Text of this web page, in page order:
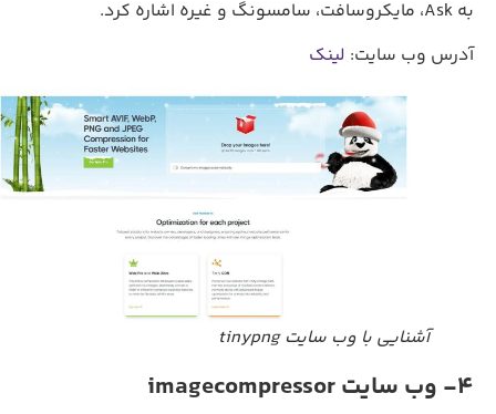
آدرس وب سایت:لینک
آشنایی با وب سایت tinypng